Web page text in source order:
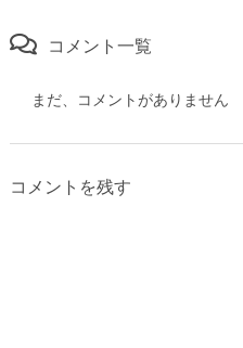
コメント一覧
まだ、コメントがありません
コメントを残す